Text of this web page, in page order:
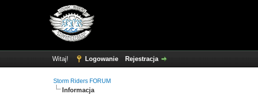
Witaj! Logowanie Rejestracja
Storm Riders FORUM
Informacja